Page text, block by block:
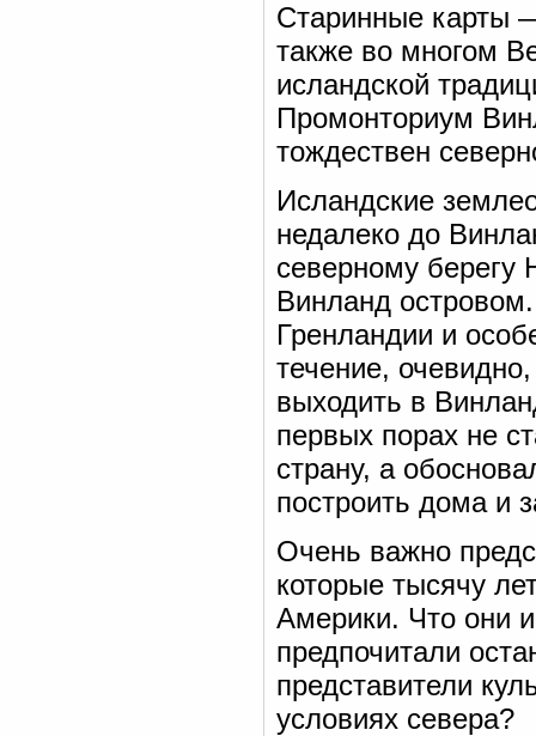
Старинные карты
также во многом
исландской
Промонториум
тождествен
Исландские
недалеко до
северному
Винланд
Гренландии и
течение,
выходить в
первых порах не
страну, а
построить дома и
Очень важно
которые тысячу
Америки. Что они
предпочитали
представители
условиях севера?